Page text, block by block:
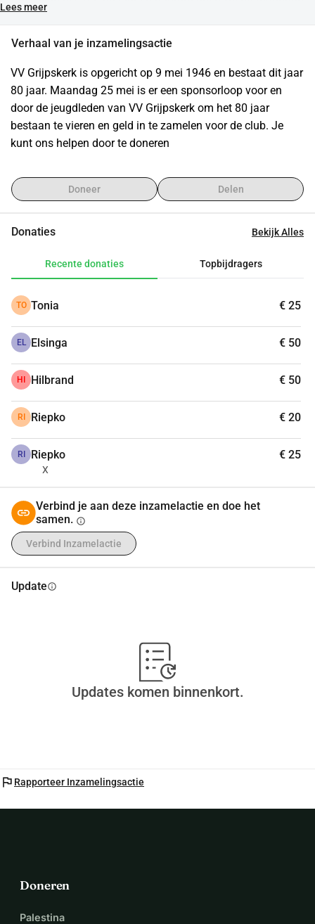
25 mei tussen 10:00 & 12:00 mee aan een sponsorloop bij
mogelijk rondjes te lopen en geld op te halen voor de club.
Met het geld kunnen we leuke dingen organiseren voor de
jeugd en samen een geweldig jubileumjaar vieren 🎉
Wil jij ons team helpen door ons te sponsoren? Het team
dat het meeste geld ophaalt wint namelijk ook een gezellig
teamuitje bij VV Grijpskerk ⚽🍟🎉
Er is die dag ook een gezellige Tweede Pinksterdagmarkt
van 09:00 tot 13:00 uur, dus kom vooral gezellig langs 🙌
Alvast bedankt voor jullie steun en hopelijk tot dan!
Groetjes, JO13-1
Lees meer
Verhaal van je inzamelingsactie
VV Grijpskerk is opgericht op 9 mei 1946 en bestaat dit jaar
80 jaar. Maandag 25 mei is er een sponsorloop voor en
door de jeugdleden van VV Grijpskerk om het 80 jaar
bestaan te vieren en geld in te zamelen voor de club. Je
kunt ons helpen door te doneren
Doneer Delen
Donaties Bekijk Alles
Recente donaties Topbijdragers
TO Tonia € 25
EL Elsinga € 50
HI Hilbrand € 50
RI Riepko € 20
RI Riepko € 25
X
Verbind je aan deze inzamelactie en doe het
samen. info
Verbind Inzamelactie
Updateinfo
Updates komen binnenkort.
flag Rapporteer Inzamelingsactie
Doneren
Palestina